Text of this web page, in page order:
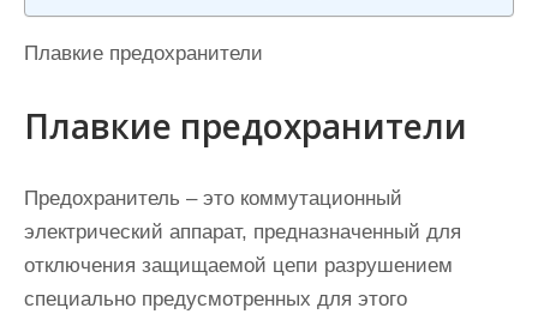
Плавкие предохранители
Плавкие предохранители
Предохранитель – это коммутационный
электрический аппарат, предназначенный для
отключения защищаемой цепи разрушением
специально предусмотренных для этого